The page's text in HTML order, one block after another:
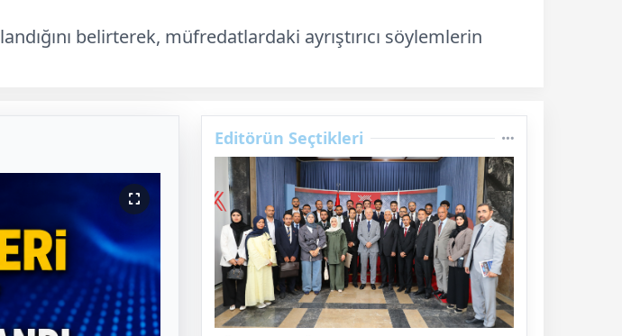
belirterek, müfredatlardaki ayrıştırıcı söylemlerin
Editörün Seçtikleri